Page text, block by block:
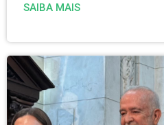
SAIBA MAIS